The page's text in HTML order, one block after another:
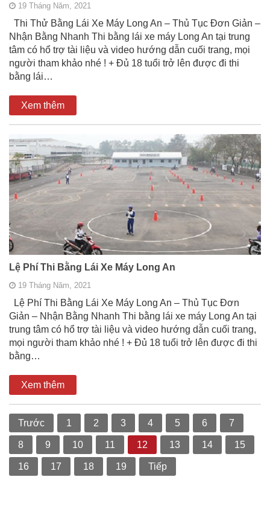
19 Tháng Năm, 2021
Thi Thử Bằng Lái Xe Máy Long An – Thủ Tục Đơn Giản –
Nhận Bằng Nhanh Thi bằng lái xe máy Long An tại trung
tâm có hổ trợ tài liệu và video hướng dẫn cuối trang, mọi
người tham khảo nhé ! + Đủ 18 tuổi trở lên được đi thi
bằng lái…
Xem thêm
Lệ Phí Thi Bằng Lái Xe Máy Long An
19 Tháng Năm, 2021
Lệ Phí Thi Bằng Lái Xe Máy Long An – Thủ Tục Đơn
Giản – Nhận Bằng Nhanh Thi bằng lái xe máy Long An tại
trung tâm có hổ trợ tài liệu và video hướng dẫn cuối trang,
mọi người tham khảo nhé ! + Đủ 18 tuổi trở lên được đi thi
bằng…
Xem thêm
Trước 1 2 3 4 5 6 7
8 9 10 11 12 13 14 15
16 17 18 19 Tiếp